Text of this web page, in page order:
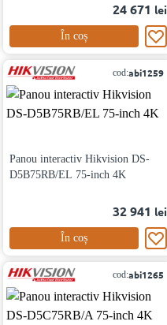
24 671 lei
În coș
cod:abi1259
Panou interactiv Hikvision DS-
D5B75RB/EL 75-inch 4K
32 941 lei
În coș
cod:abi1265